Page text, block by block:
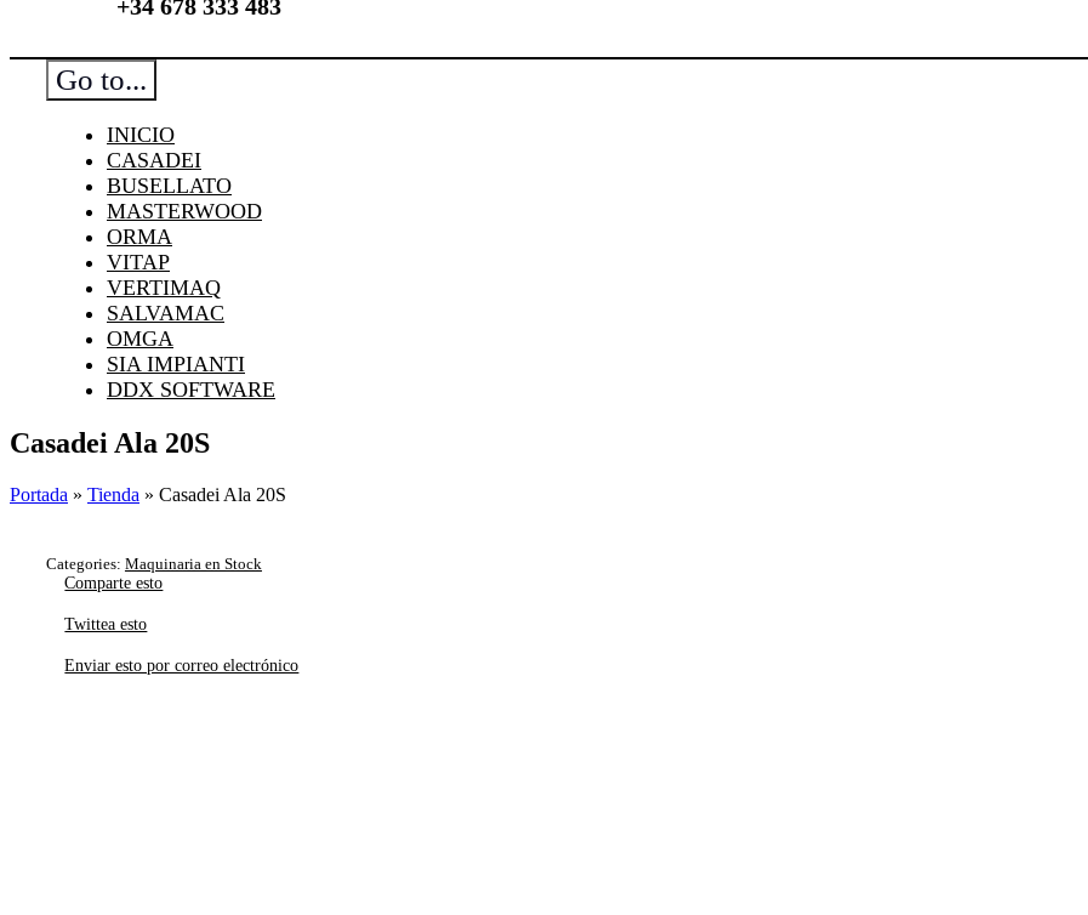
+34 678 333 483
Go to...
INICIO
CASADEI
BUSELLATO
MASTERWOOD
ORMA
VITAP
VERTIMAQ
SALVAMAC
OMGA
SIA IMPIANTI
DDX SOFTWARE
Casadei Ala 20S
Portada » Tienda » Casadei Ala 20S
Categories: Maquinaria en Stock
Comparte esto
Twittea esto
Enviar esto por correo electrónico